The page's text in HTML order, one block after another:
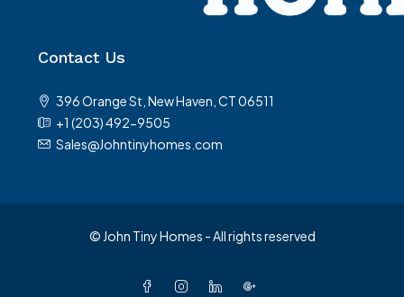
Contact Us
396 Orange St, New Haven, CT 06511
+1 (203) 492-9505
Sales@Johntinyhomes.com
© John Tiny Homes - All rights reserved